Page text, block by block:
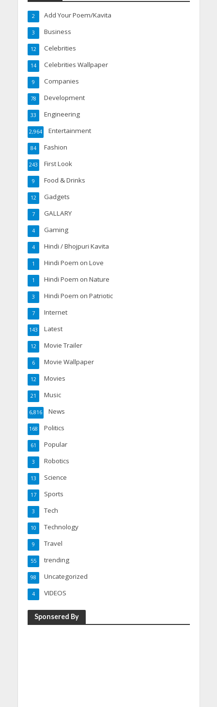
Add Your Poem/Kavita
2
Business
3
Celebrities
12
Celebrities Wallpaper
14
Companies
9
Development
78
Engineering
33
Entertainment
2,964
Fashion
84
First Look
243
Food & Drinks
9
Gadgets
12
GALLARY
7
Gaming
4
Hindi / Bhojpuri Kavita
4
Hindi Poem on Love
1
Hindi Poem on Nature
1
Hindi Poem on Patriotic
3
Internet
7
Latest
143
Movie Trailer
12
Movie Wallpaper
6
Movies
12
Music
21
News
6,816
Politics
168
Popular
61
Robotics
3
Science
13
Sports
17
Tech
3
Technology
10
Travel
9
trending
55
Uncategorized
98
VIDEOS
4
Sponsered By